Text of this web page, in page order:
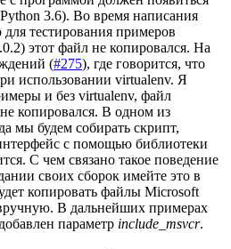
3.6). Во время написания
тестирования примеров
этот файл не копировался. На
(#275), где говорится, что
использовании virtualenv. Я
и без virtualenv, файл
копировался. В одном из
мы будем собирать скрипт,
с помощью библиотеки
С чем связано такое поведение
своих сборок имейте это в
копировать файлы Microsoft
В дальнейших примерах
параметр include_msvcr.